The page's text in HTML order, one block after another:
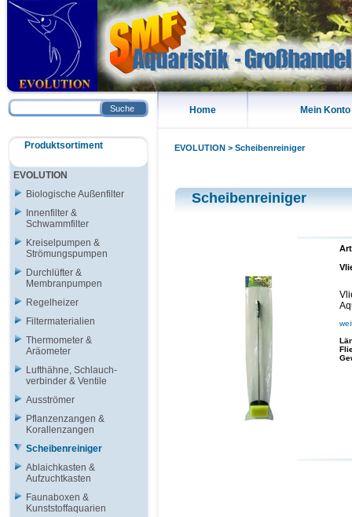
Home Mein Konto
EVOLUTION > Scheibenreiniger
Scheibenreiniger
Suche
Produktsortiment
EVOLUTION
Biologische Außenfilter
Innenfilter &
Schwammfilter
Kreiselpumpen &
Strömungspumpen
Durchlüfter &
Membranpumpen
Regelheizer
Filtermaterialien
Thermometer &
Aräometer
Lufthähne, Schlauch-
verbinder & Ventile
Ausströmer
Pflanzenzangen &
Korallenzangen
Scheibenreiniger
Ablaichkasten &
Aufzuchtkasten
Faunaboxen &
Kunststoffaquarien